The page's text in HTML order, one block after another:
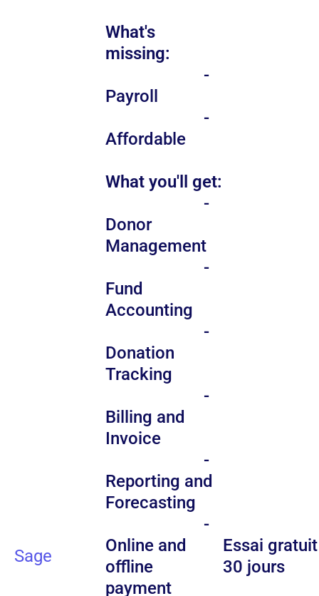
What's
missing:
-
Payroll
-
Affordable
Sage
What you'll get:
-
Donor
Management
-
Fund
Accounting
-
Donation
Tracking
-
Billing and
Invoice
-
Reporting and
Forecasting
-
Online and
offline
payment
Essai
30 jours